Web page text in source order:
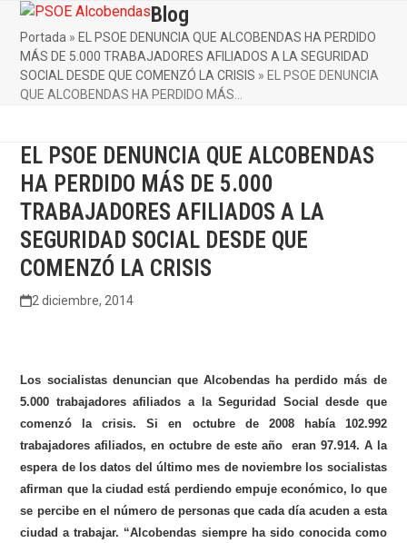
Skip
content
Open
mobile
menu
Close
mobile
menu
Blog
Portada » EL PSOE DENUNCIA QUE ALCOBENDAS HA PERDIDO
MÁS DE 5.000 TRABAJADORES AFILIADOS A LA SEGURIDAD
SOCIAL DESDE QUE COMENZÓ LA CRISIS » EL PSOE DENUNCIA
QUE ALCOBENDAS HA PERDIDO MÁS…
EL PSOE DENUNCIA QUE ALCOBENDAS
HA PERDIDO MÁS DE 5.000
TRABAJADORES AFILIADOS A LA
SEGURIDAD SOCIAL DESDE QUE
COMENZÓ LA CRISIS
2 diciembre, 2014
Los socialistas denuncian que Alcobendas ha perdido más de
5.000 trabajadores afiliados a la Seguridad Social desde que
comenzó la crisis. Si en octubre de 2008 había 102.992
trabajadores afiliados, en octubre de este año eran 97.914. A la
espera de los datos del último mes de noviembre los socialistas
afirman que la ciudad está perdiendo empuje económico, lo que
se percibe en el número de personas que cada día acuden a esta
ciudad a trabajar. “Alcobendas siempre ha sido conocida como